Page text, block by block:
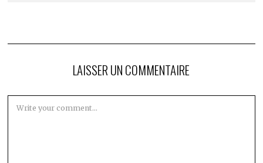
LAISSER UN COMMENTAIRE